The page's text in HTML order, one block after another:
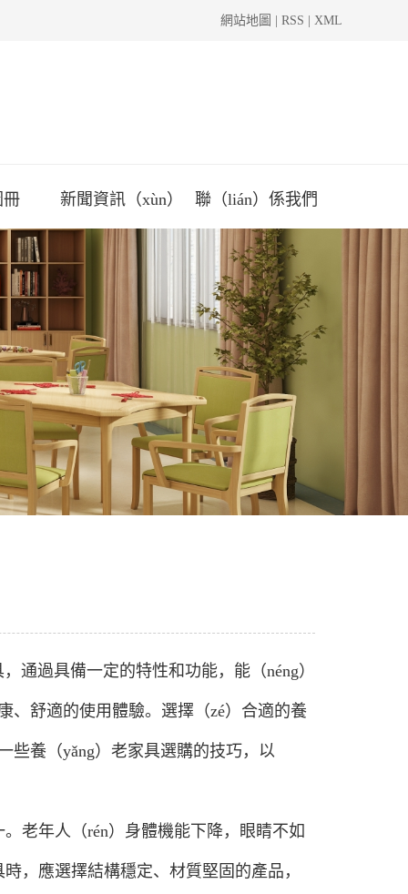
網站地圖 RSS XML
冊 新聞資訊（xùn） 聯（lián）係我們
通過具備一定的特性和功能，能（néng）
、舒適的使用體驗。選擇（zé）合適的養
些養（yǎng）老家具選購的技巧，以
老年人（rén）身體機能下降，眼睛不如
，應選擇結構穩定、材質堅固的產品，